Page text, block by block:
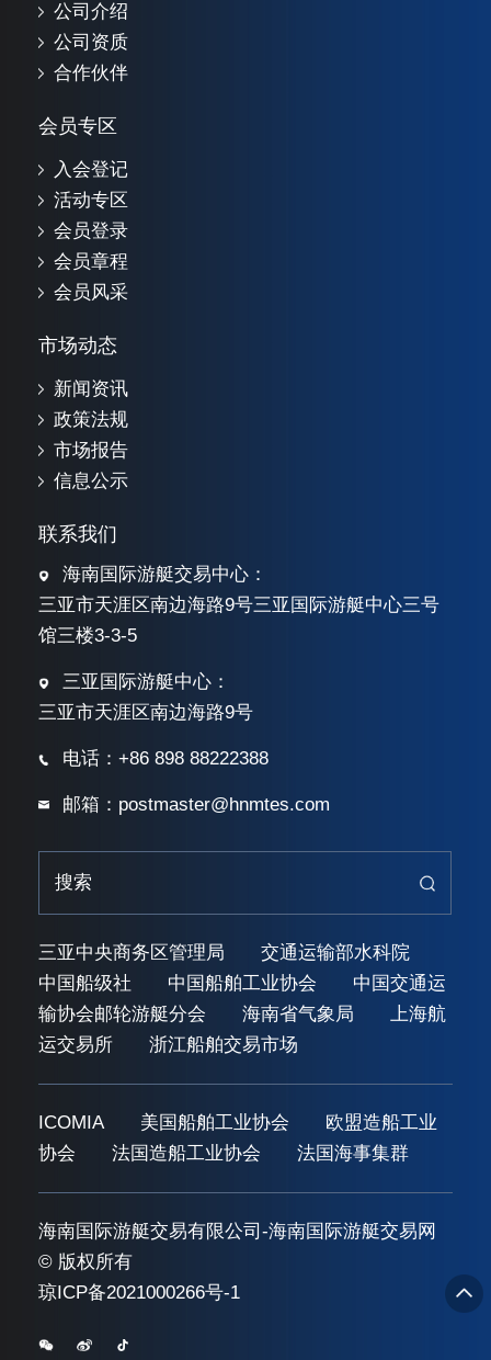
公司介绍
公司资质
合作伙伴
会员专区
入会登记
活动专区
会员登录
会员章程
会员风采
市场动态
新闻资讯
政策法规
市场报告
信息公示
联系我们
海南国际游艇交易中心：
三亚市天涯区南边海路9号三亚国际游艇中心三号
馆三楼3-3-5
三亚国际游艇中心：
三亚市天涯区南边海路9号
电话：+86 898 88222388
邮箱：postmaster@hnmtes.com
三亚中央商务区管理局
交通运输部水科院
中国船级社
中国船舶工业协会
中国交通运
输协会邮轮游艇分会
海南省气象局
上海航
运交易所
浙江船舶交易市场
ICOMIA 美国船舶工业协会
欧盟造船工业
协会
法国造船工业协会 法国海事集群
海南国际游艇交易有限公司-海南国际游艇交易网
© 版权所有
琼ICP备2021000266号-1